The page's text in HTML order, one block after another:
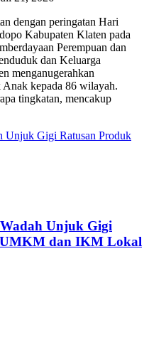
dengan peringatan Hari
Kabupaten Klaten pada
Perempuan dan
dan Keluarga
menganugerahkan
Anak kepada 86 wilayah.
tingkatan, mencakup
Unjuk Gigi
dan IKM Lokal